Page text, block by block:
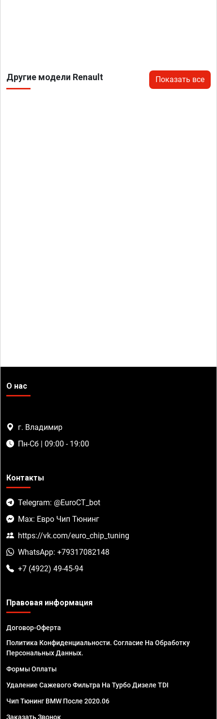
Другие модели Renault Показать все
О нас
г. Владимир
Пн-Сб | 09:00 - 19:00
Контакты
Telegram: @EuroCT_bot
Max: Евро Чип Тюнинг
https://vk.com/euro_chip_tuning
WhatsApp: +79317082148
+7 (4922) 49-45-94
Правовая информация
Договор-Оферта
Политика Конфиденциальности. Согласие На Обработку
Персональных Данных.
Формы Оплаты
Удаление Сажевого Фильтра На Турбо Дизеле TDI
Чип Тюнинг BMW После 2020.06
Заказать Звонок